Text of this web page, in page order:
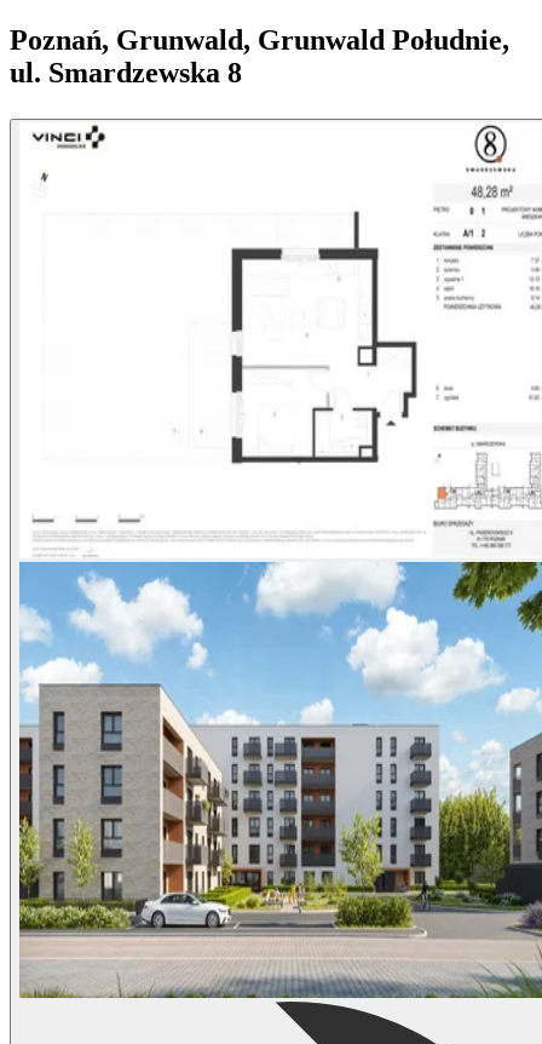
Poznań, Grunwald, Grunwald Południe,
ul. Smardzewska 8